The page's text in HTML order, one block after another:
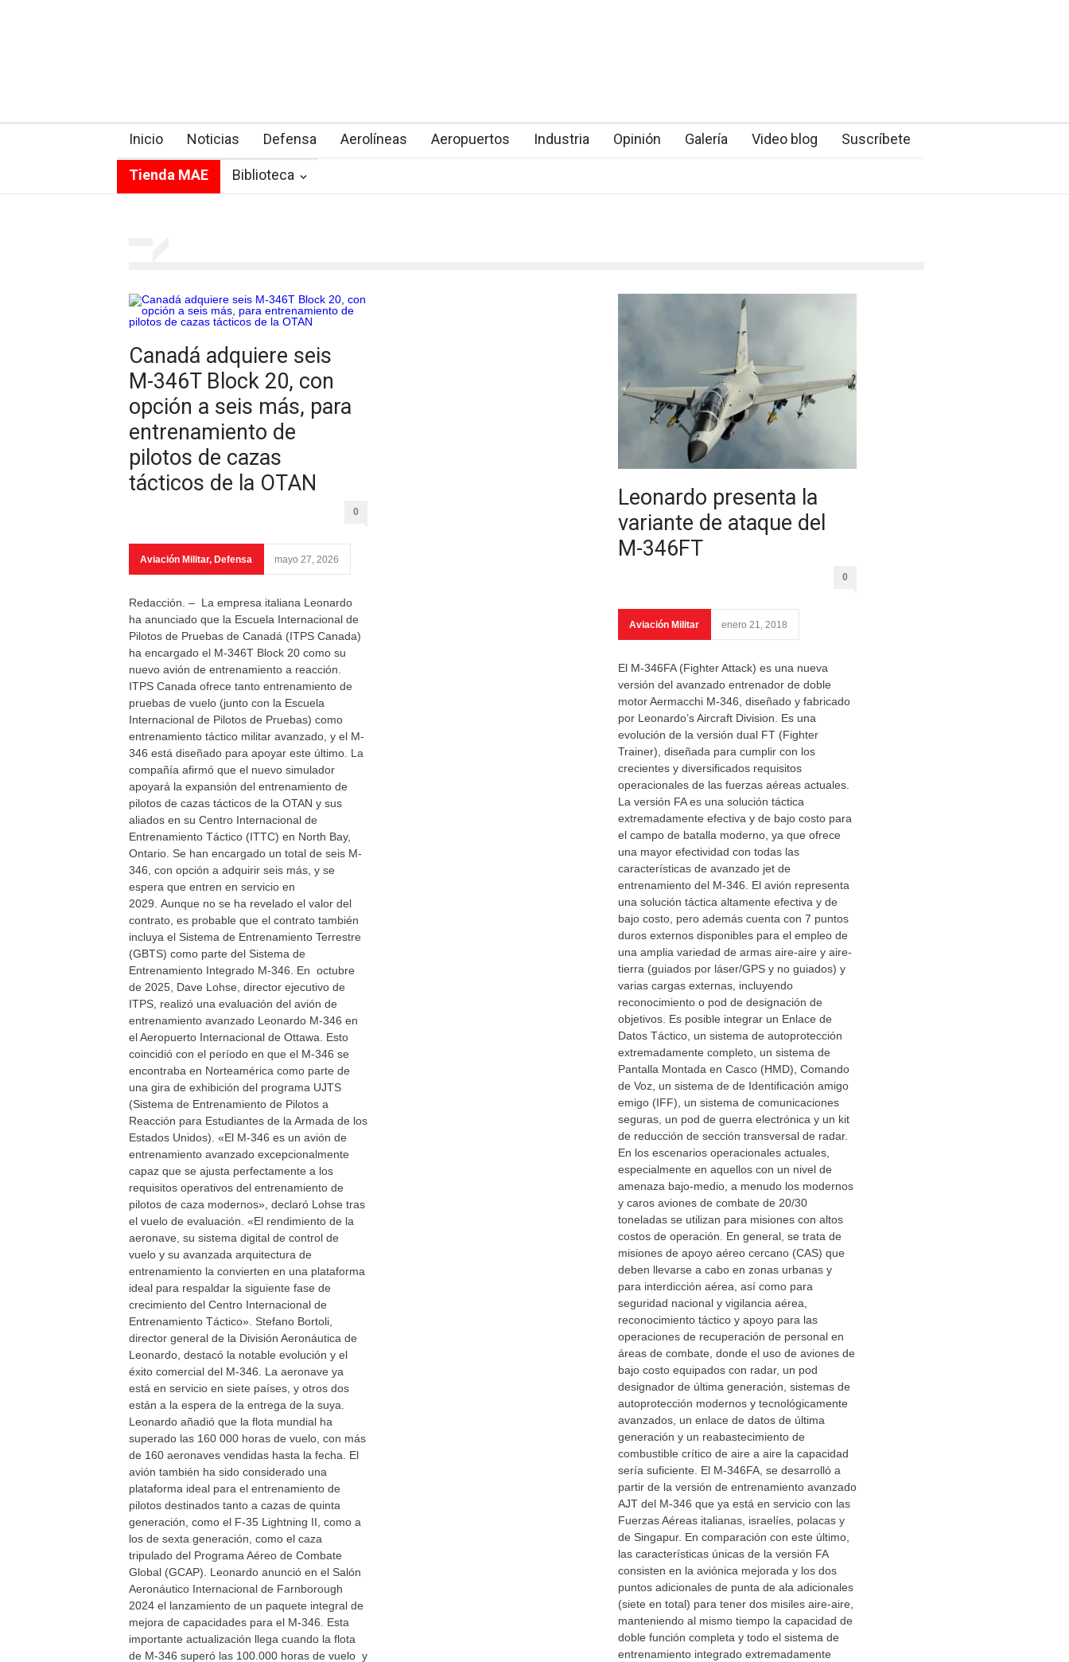
Inicio Noticias Defensa Aerolíneas Aeropuertos Industria Opinión Galería Video blog Suscríbete
Tienda MAE Biblioteca
Canadá adquiere seis
M-346T Block 20, con
opción a seis más, para
entrenamiento de
pilotos de cazas
tácticos de la OTAN
0
Aviación Militar, Defensa mayo 27, 2026
Redacción. – La empresa italiana Leonardo
ha anunciado que la Escuela Internacional de
Pilotos de Pruebas de Canadá (ITPS Canada)
ha encargado el M-346T Block 20 como su
nuevo avión de entrenamiento a reacción.
ITPS Canada ofrece tanto entrenamiento de
pruebas de vuelo (junto con la Escuela
Internacional de Pilotos de Pruebas) como
entrenamiento táctico militar avanzado, y el M-
346 está diseñado para apoyar este último. La
compañía afirmó que el nuevo simulador
apoyará la expansión del entrenamiento de
pilotos de cazas tácticos de la OTAN y sus
aliados en su Centro Internacional de
Entrenamiento Táctico (ITTC) en North Bay,
Ontario. Se han encargado un total de seis M-
346, con opción a adquirir seis más, y se
espera que entren en servicio en
2029. Aunque no se ha revelado el valor del
contrato, es probable que el contrato también
incluya el Sistema de Entrenamiento Terrestre
(GBTS) como parte del Sistema de
Entrenamiento Integrado M-346. En octubre
de 2025, Dave Lohse, director ejecutivo de
ITPS, realizó una evaluación del avión de
entrenamiento avanzado Leonardo M-346 en
el Aeropuerto Internacional de Ottawa. Esto
coincidió con el período en que el M-346 se
encontraba en Norteamérica como parte de
una gira de exhibición del programa UJTS
(Sistema de Entrenamiento de Pilotos a
Reacción para Estudiantes de la Armada de los
Estados Unidos). «El M-346 es un avión de
entrenamiento avanzado excepcionalmente
capaz que se ajusta perfectamente a los
requisitos operativos del entrenamiento de
pilotos de caza modernos», declaró Lohse tras
el vuelo de evaluación. «El rendimiento de la
aeronave, su sistema digital de control de
vuelo y su avanzada arquitectura de
entrenamiento la convierten en una plataforma
ideal para respaldar la siguiente fase de
crecimiento del Centro Internacional de
Entrenamiento Táctico». Stefano Bortoli,
director general de la División Aeronáutica de
Leonardo, destacó la notable evolución y el
éxito comercial del M-346. La aeronave ya
está en servicio en siete países, y otros dos
están a la espera de la entrega de la suya.
Leonardo añadió que la flota mundial ha
superado las 160 000 horas de vuelo, con más
de 160 aeronaves vendidas hasta la fecha. El
avión también ha sido considerado una
plataforma ideal para el entrenamiento de
pilotos destinados tanto a cazas de quinta
generación, como el F-35 Lightning II, como a
los de sexta generación, como el caza
tripulado del Programa Aéreo de Combate
Global (GCAP). Leonardo anunció en el Salón
Aeronáutico Internacional de Farnborough
2024 el lanzamiento de un paquete integral de
mejora de capacidades para el M-346. Esta
importante actualización llega cuando la flota
de M-346 superó las 100.000 horas de vuelo y
Leonardo presenta la
variante de ataque del
M-346FT
0
Aviación Militar enero 21, 2018
El M-346FA (Fighter Attack) es una nueva
versión del avanzado entrenador de doble
motor Aermacchi M-346, diseñado y fabricado
por Leonardo’s Aircraft Division. Es una
evolución de la versión dual FT (Fighter
Trainer), diseñada para cumplir con los
crecientes y diversificados requisitos
operacionales de las fuerzas aéreas actuales.
La versión FA es una solución táctica
extremadamente efectiva y de bajo costo para
el campo de batalla moderno, ya que ofrece
una mayor efectividad con todas las
características de avanzado jet de
entrenamiento del M-346. El avión representa
una solución táctica altamente efectiva y de
bajo costo, pero además cuenta con 7 puntos
duros externos disponibles para el empleo de
una amplia variedad de armas aire-aire y aire-
tierra (guiados por láser/GPS y no guiados) y
varias cargas externas, incluyendo
reconocimiento o pod de designación de
objetivos. Es posible integrar un Enlace de
Datos Táctico, un sistema de autoprotección
extremadamente completo, un sistema de
Pantalla Montada en Casco (HMD), Comando
de Voz, un sistema de de Identificación amigo
emigo (IFF), un sistema de comunicaciones
seguras, un pod de guerra electrónica y un kit
de reducción de sección transversal de radar.
En los escenarios operacionales actuales,
especialmente en aquellos con un nivel de
amenaza bajo-medio, a menudo los modernos
y caros aviones de combate de 20/30
toneladas se utilizan para misiones con altos
costos de operación. En general, se trata de
misiones de apoyo aéreo cercano (CAS) que
deben llevarse a cabo en zonas urbanas y
para interdicción aérea, así como para
seguridad nacional y vigilancia aérea,
reconocimiento táctico y apoyo para las
operaciones de recuperación de personal en
áreas de combate, donde el uso de aviones de
bajo costo equipados con radar, un pod
designador de última generación, sistemas de
autoprotección modernos y tecnológicamente
avanzados, un enlace de datos de última
generación y un reabastecimiento de
combustible crítico de aire a aire la capacidad
sería suficiente. El M-346FA, se desarrolló a
partir de la versión de entrenamiento avanzado
AJT del M-346 que ya está en servicio con las
Fuerzas Aéreas italianas, israelíes, polacas y
de Singapur. En comparación con este último,
las características únicas de la versión FA
consisten en la aviónica mejorada y los dos
puntos adicionales de punta de ala adicionales
(siete en total) para tener dos misiles aire-aire,
manteniendo al mismo tiempo la capacidad de
doble función completa y todo el sistema de
entrenamiento integrado extremadamente